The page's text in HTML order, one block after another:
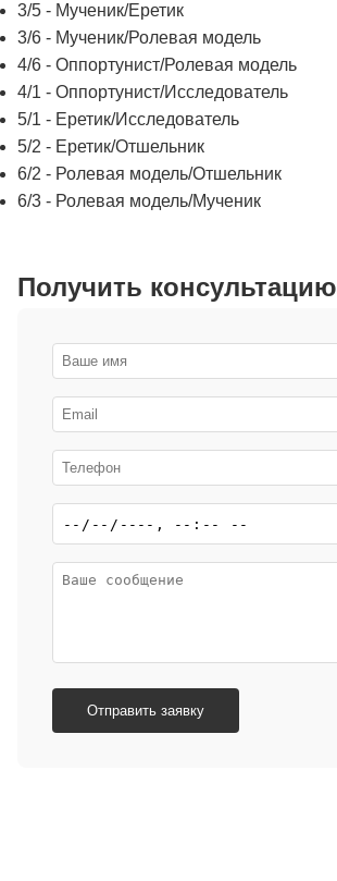
3/5 - Мученик/Еретик
3/6 - Мученик/Ролевая модель
4/6 - Оппортунист/Ролевая модель
4/1 - Оппортунист/Исследователь
5/1 - Еретик/Исследователь
5/2 - Еретик/Отшельник
6/2 - Ролевая модель/Отшельник
6/3 - Ролевая модель/Мученик
Получить консультацию
Отправить заявку